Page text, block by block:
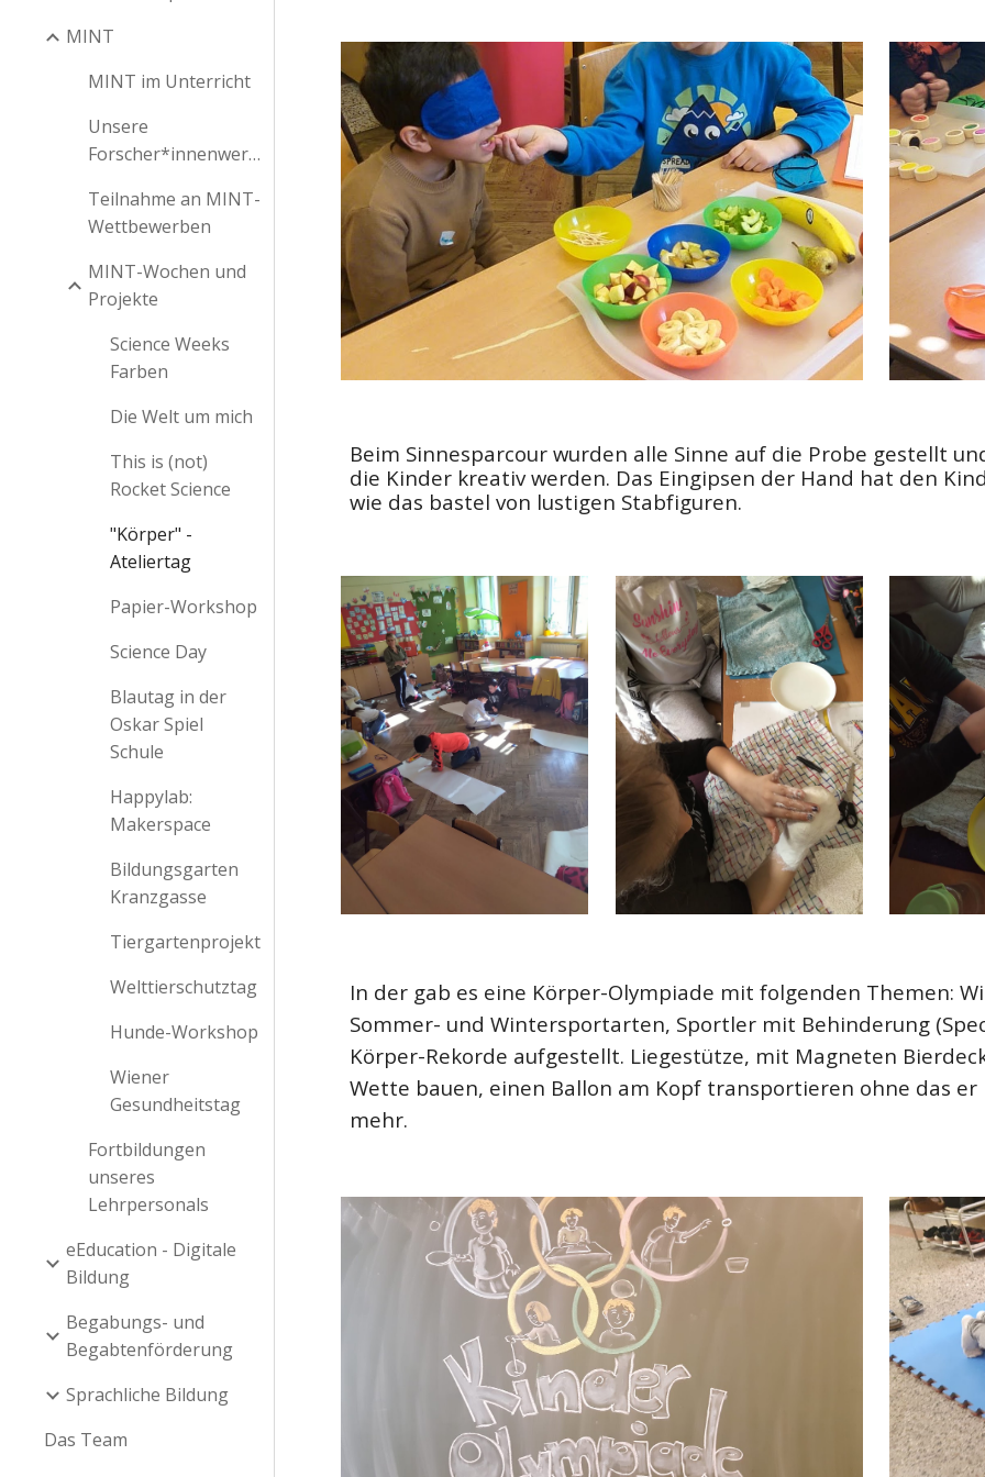
MINT
MINT im Unterricht
Unsere
Forscher*innenwerkstatt
Teilnahme an MINT-
Wettbewerben
MINT-Wochen und
Projekte
Science Weeks
Farben
Die Welt um mich
This is (not)
Rocket Science
"Körper" -
Ateliertag
Papier-Workshop
Science Day
Blautag in der
Oskar Spiel
Schule
Happylab:
Makerspace
Bildungsgarten
Kranzgasse
Tiergartenprojekt
Welttierschutztag
Hunde-Workshop
Wiener
Gesundheitstag
Fortbildungen
unseres
Lehrpersonals
eEducation - Digitale
Bildung
Begabungs- und
Begabtenförderung
Sprachliche Bildung
Das Team
Beim Sinnesparcour wurden alle Sinne auf die Probe gestellt
die Kinder kreativ werden. Das Eingipsen der Hand hat den
wie das bastel von lustigen Stabfiguren.
In der gab es eine Körper-Olympiade mit folgenden Themen: W
Sommer- und Wintersportarten, Sportler mit Behinderung
Körper-Rekorde aufgestellt. Liegestütze, mit Magneten
Wette bauen, einen Ballon am Kopf transportieren ohne das
mehr.